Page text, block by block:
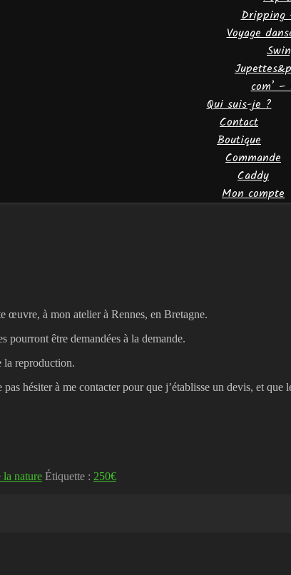
Dripping
Voyage
com’ –
Qui suis-je ?
Contact
Boutique
Commande
Caddy
Mon compte
œuvre, à mon atelier à Rennes, en Bretagne.
pourront être demandées à la demande.
la reproduction.
pas hésiter à me contacter pour que j’établisse un devis, et
la nature Étiquette : 250€